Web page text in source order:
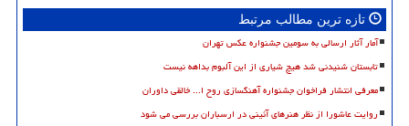
تازه ترین مطالب مرتبط
آمار آثار ارسالی به سومین جشنواره عکس تهران
تابستان شنیدنی شد هیچ شیاری از این آلبوم بداهه نیست
معرفی انتشار فراخوان جشنواره آهنگسازی روح ا... خالقی داوران
روایت عاشورا از نظر هنرهای آئینی در ارسباران بررسی می شود